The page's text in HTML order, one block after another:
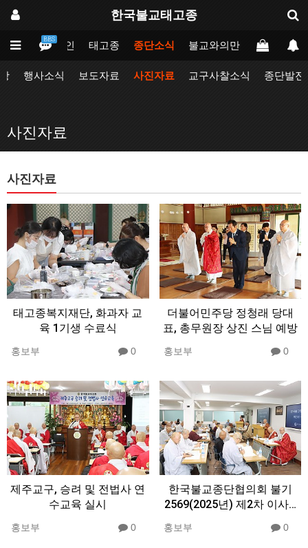
한국불교태고종
BBS
메인 태고종 종단소식 불교와의만남 업무포털
행사소식 보도자료 사진자료 교구사찰소식 종단발전
사진자료
사진자료
태고종복지재단, 화과자 교
육 1기생 수료식
홍보부 0
더불어민주당 정청래 당대
표, 총무원장 상진 스님 예방
홍보부 0
제주교구, 승려 및 전법사 연
수교육 실시
홍보부 0
한국불교종단협의회 불기
2569(2025년) 제2차 이사…
홍보부 0